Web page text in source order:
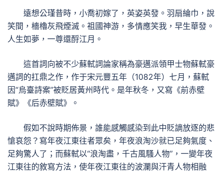
遠想公瑾昔時，小喬初嫁了，英姿英發。羽扇綸巾，說
笑間，檣櫓灰飛煙滅。祖國神游，多情應笑我，早生華發。
人生如夢，一尊還酹江月。
這首詞向被不少蘇軾詞論家稱為豪邁派領甲士物蘇軾豪
邁詞的扛鼎之作，作于宋元豐五年（1082年）七月，蘇軾
因“烏臺詩案”被貶居黃州時代。是年秋冬，又寫《前赤壁
賦》《后赤壁賦》。
假如不說時期佈景，誰能感觸感染到此中貶謫放逐的悲
愴哀怨？寫年夜江東往者眾矣，年夜浪淘沙就已足夠氣度、
足夠驚人了；而蘇軾以“浪淘盡，千古風騷人物”，一變年夜
江東往的敘寫方法，使年夜江東往的波瀾與汗青人物相融